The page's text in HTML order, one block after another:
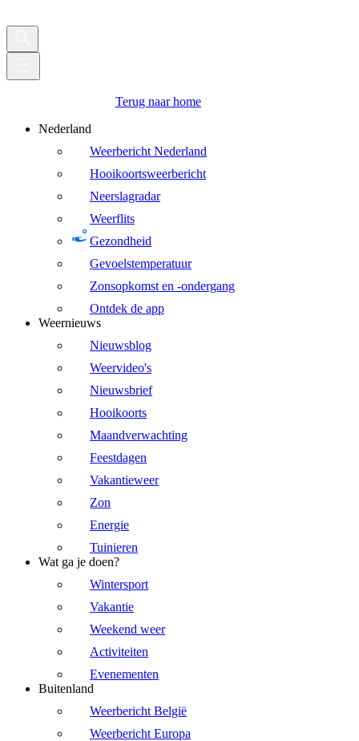
Terug naar home
Nederland
Weerbericht Nederland
Hooikoortsweerbericht
Neerslagradar
Weerflits
Gezondheid
Gevoelstemperatuur
Zonsopkomst en -ondergang
Ontdek de app
Weernieuws
Nieuwsblog
Weervideo's
Nieuwsbrief
Hooikoorts
Maandverwachting
Feestdagen
Vakantieweer
Zon
Energie
Tuinieren
Wat ga je doen?
Wintersport
Vakantie
Weekend weer
Activiteiten
Evenementen
Buitenland
Weerbericht België
Weerbericht Europa